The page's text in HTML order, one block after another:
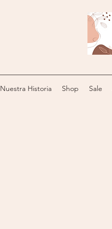
Nuestra Historia Shop Sale